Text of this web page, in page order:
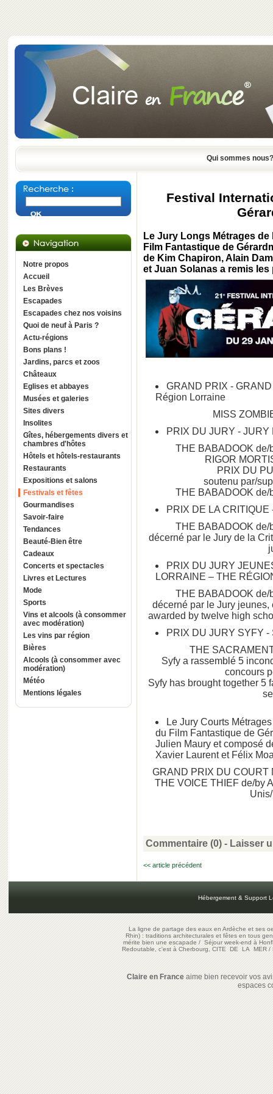
Qui sommes nous?
Notre propos
Accueil
Les Brèves
Escapades
Escapades chez nos voisins
Quoi de neuf à Paris ?
Actu-régions
Bons plans !
Jardins, parcs et zoos
Châteaux
Eglises et abbayes
Musées et galeries
Sites divers
Insolites
Gîtes, hébergements divers et
chambres d'hôtes
Hôtels et hôtels-restaurants
Restaurants
Expositions et salons
Festivals et fêtes
Gourmandises
Savoir-faire
Tendances
Beauté-Bien être
Cadeaux
Concerts et spectacles
Livres et Lectures
Mode
Sports
Vins et alcools (à consommer
avec modération)
Les vins par région
Bières
Alcools (à consommer avec
modération)
Météo
Mentions légales
Festival
Le Jury Longs Métrages
Film Fantastique de
de Kim Chapiron, Alain
et Juan Solanas a remis
GRAND PRIX -
Région Lorraine
MISS
PRIX DU JURY -
THE BABADOOK de/
RIGOR
PRIX DU
soutenu par/
THE BABADOOK de/
PRIX DE LA
THE BABADOOK de/
décerné par le Jury de la
PRIX DU JURY
LORRAINE – THE
THE BABADOOK de/
décerné par le Jury
awarded by twelve high
PRIX DU JURY SYFY
THE
Syfy a rassemblé 5
concours
Syfy has brought together 5
Le Jury Courts
du Film Fantastique de
Julien Maury et composé
Xavier Laurent et Félix
GRAND PRIX DU COURT
THE VOICE THIEF de/by
Commentaire (0) - Laisser
<< article précédent
Hébergement & Support
La ligne de partage des eaux en Ardèche et ses
Rhin) : traditions architecturales et fêtes en tous
mérite bien une escapade/Séjour week-end à
Redoutable, c'est à Cherbourg, CITE DE LA MER/
Claire en Franceaime bien recevoir vos
espaces